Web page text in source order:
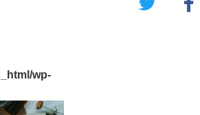
wp-